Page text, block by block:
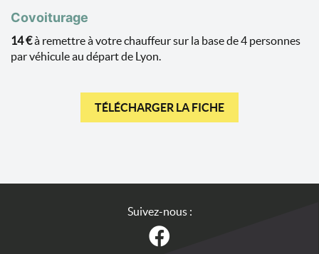
Covoiturage
14 €à remettre à votre chauffeur sur la base de 4 personnes
par véhicule au départ de Lyon.
TÉLÉCHARGER LA FICHE
Suivez-nous :